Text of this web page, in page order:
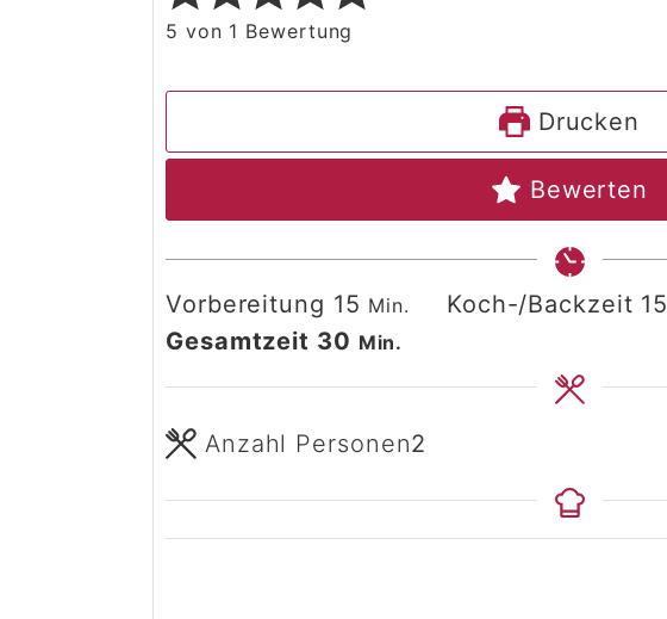
5 von 1 Bewertung
Drucken
Bewerten
Vorbereitung 15 Minuten
Min. Koch-/Backzeit 15
Gesamtzeit 30 Minuten
Min.
Anzahl Personen2